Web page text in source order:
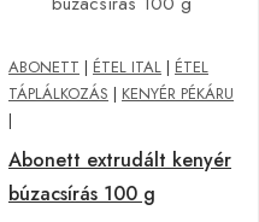
ABONETT | ÉTEL ITAL | ÉTEL
TÁPLÁLKOZÁS | KENYÉR PÉKÁRU
|
Abonett extrudált kenyér
búzacsírás 100 g